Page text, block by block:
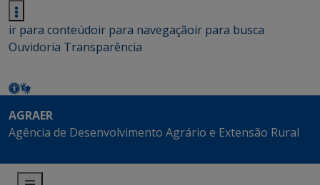
ir para conteúdoir para navegaçãoir para busca
Ouvidoria Transparência
AGRAER
Agência de Desenvolvimento Agrário e Extensão Rural